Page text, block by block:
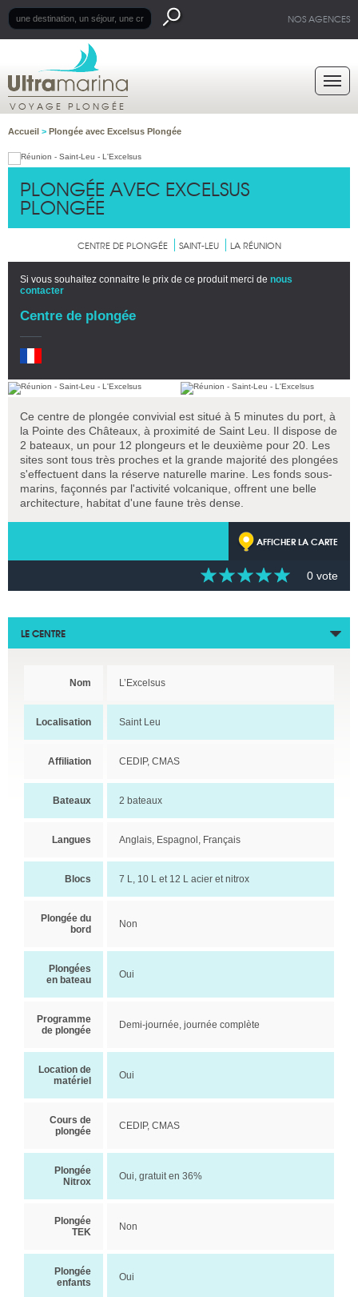
NOS AGENCES
VOYAGE PLONGÉE
Accueil > Plongée avec Excelsus Plongée
PLONGÉE AVEC EXCELSUS
PLONGÉE
CENTRE DE PLONGÉE SAINT-LEU LA RÉUNION
Si vous souhaitez connaitre le prix de ce produit merci de nous
contacter
Centre de plongée
Ce centre de plongée convivial est situé à 5 minutes du port, à
la Pointe des Châteaux, à proximité de Saint Leu. Il dispose de
2 bateaux, un pour 12 plongeurs et le deuxième pour 20. Les
sites sont tous très proches et la grande majorité des plongées
s'effectuent dans la réserve naturelle marine. Les fonds sous-
marins, façonnés par l'activité volcanique, offrent une belle
architecture, habitat d'une faune très dense.
AFFICHER LA CARTE
0 vote
LE CENTRE
Nom L’Excelsus
Localisation Saint Leu
Affiliation CEDIP, CMAS
Bateaux 2 bateaux
Langues Anglais, Espagnol, Français
Blocs 7 L, 10 L et 12 L acier et nitrox
Plongée du
bord
Non
Plongées
en bateau
Oui
Programme
de plongée
Demi-journée, journée complète
Location de
matériel
Oui
Cours de
plongée
CEDIP, CMAS
Plongée
Nitrox
Oui, gratuit en 36%
Plongée
TEK
Non
Plongée
enfants
Oui